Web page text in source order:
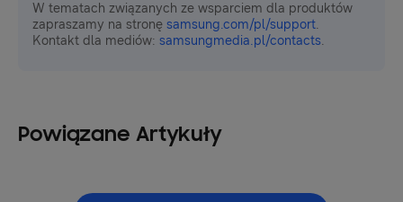
W tematach związanych ze wsparciem dla produktów
zapraszamy na stronę samsung.com/pl/support.
Kontakt dla mediów: samsungmedia.pl/contacts.
Powiązane Artykuły